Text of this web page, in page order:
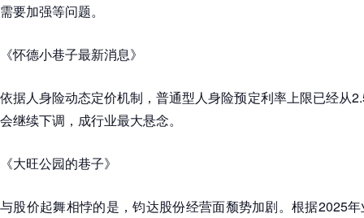
需要加强等问题。
《怀德小巷子最新消息》
依据人身险动态定价机制，普通型人身险预定利率上限已经从
会继续下调，成行业最大悬念。
《大旺公园的巷子》
与股价起舞相悖的是，钧达股份经营面颓势加剧。根据2025